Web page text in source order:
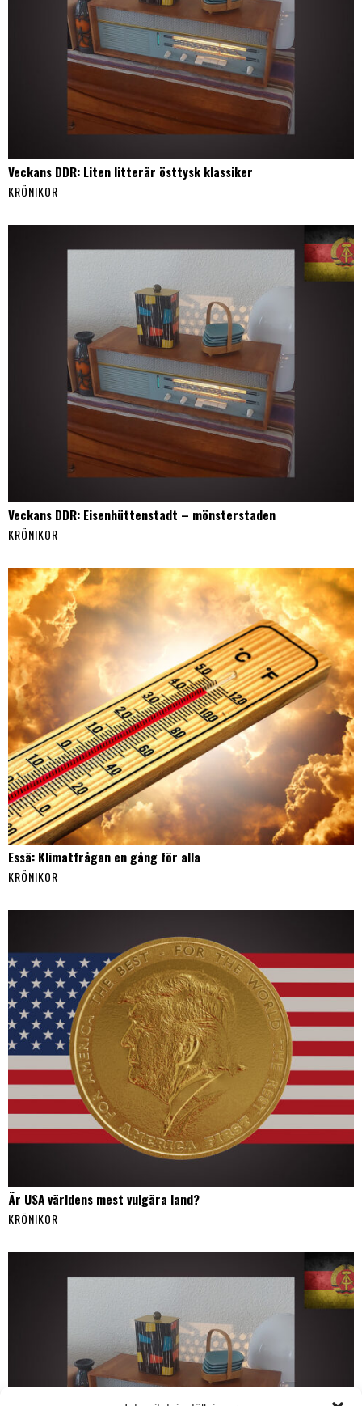
Veckans DDR: Liten litterär östtysk klassiker
KRÖNIKOR
Veckans DDR: Eisenhüttenstadt – mönsterstaden
KRÖNIKOR
Essä: Klimatfrågan en gång för alla
KRÖNIKOR
Är USA världens mest vulgära land?
KRÖNIKOR